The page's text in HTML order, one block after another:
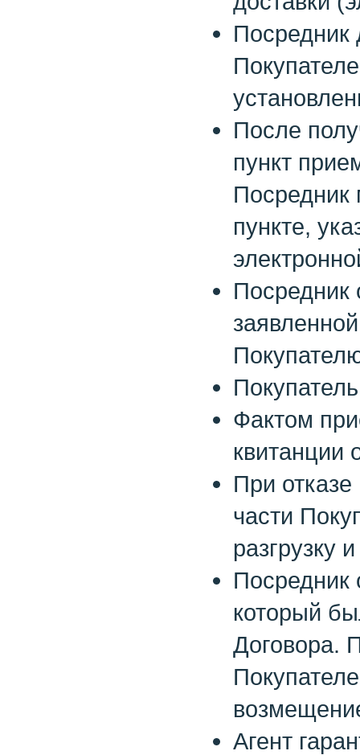
Посредник
После
пункт
Посредник
пункте,
Посредник
Фактом
квитанции
При отказе
части
разгрузку
Посредник
который
Договора.
Агент